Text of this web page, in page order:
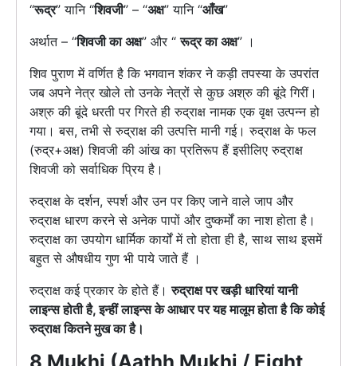
“रूद्र” यानि “शिवजी” – “अक्ष” यानि “आँख”
अर्थात – “शिवजी का अक्ष” और “रूद्र का अक्ष” ।
शिव पुराण में वर्णित है कि भगवान शंकर ने कड़ी तपस्या के उपरांत
जब अपने नेत्र खोले तो उनके नेत्रों से कुछ अश्रु की बूंदे गिरीं।
अश्रु की बूंदे धरती पर गिरते ही रुद्राक्ष नामक एक वृक्ष उत्पन्न हो
गया। बस, तभी से रुद्राक्ष की उत्पत्ति मानी गई। रुद्राक्ष के फल
(रुद्र+अक्ष) शिवजी की आंख का प्रतिरूप हैं इसीलिए रुद्राक्ष
शिवजी को सर्वाधिक प्रिय है।
रुद्राक्ष के दर्शन, स्पर्श और उन पर किए जाने वाले जाप और
रुद्राक्ष धारण करने से अनेक पापों और दुष्कर्मों का नाश होता है।
रुद्राक्ष का उपयोग धार्मिक कार्यों में तो होता ही है, साथ साथ इसमें
बहुत से औषधीय गुण भी पाये जाते हैं ।
रुद्राक्ष कई प्रकार के होते हैं।रुद्राक्ष पर खड़ी धारियां यानी
लाइन्स होती है, इन्हीं लाइन्स के आधार पर यह मालूम होता है कि कोई
रुद्राक्ष कितने मुख का है।